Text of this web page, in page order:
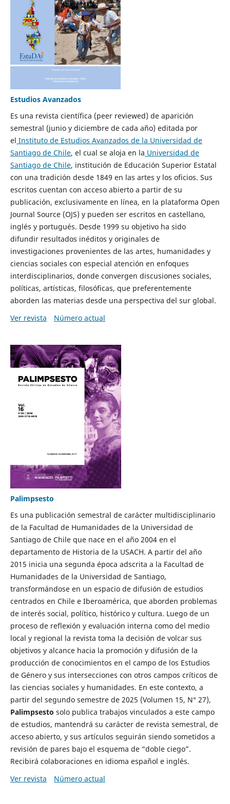
Estudios Avanzados
Es una revista científica (peer reviewed) de aparición
semestral (junio y diciembre de cada año) editada por
el Instituto de Estudios Avanzados de la Universidad de
Santiago de Chile, el cual se aloja en la Universidad de
Santiago de Chile, institución de Educación Superior Estatal
con una tradición desde 1849 en las artes y los oficios. Sus
escritos cuentan con acceso abierto a partir de su
publicación, exclusivamente en línea, en la plataforma Open
Journal Source (OJS) y pueden ser escritos en castellano,
inglés y portugués. Desde 1999 su objetivo ha sido
difundir resultados inéditos y originales de
investigaciones provenientes de las artes, humanidades y
ciencias sociales con especial atención en enfoques
interdisciplinarios, donde convergen discusiones sociales,
políticas, artísticas, filosóficas, que preferentemente
aborden las materias desde una perspectiva del sur global.
Ver revista
Número actual
Palimpsesto
Es una publicación semestral de carácter multidisciplinario
de la Facultad de Humanidades de la Universidad de
Santiago de Chile que nace en el año 2004 en el
departamento de Historia de la USACH. A partir del año
2015 inicia una segunda época adscrita a la Facultad de
Humanidades de la Universidad de Santiago,
transformándose en un espacio de difusión de estudios
centrados en Chile e Iberoamérica, que aborden problemas
de interés social, político, histórico y cultura. Luego de un
proceso de reflexión y evaluación interna como del medio
local y regional la revista toma la decisión de volcar sus
objetivos y alcance hacia la promoción y difusión de la
producción de conocimientos en el campo de los Estudios
de Género y sus intersecciones con otros campos críticos de
las ciencias sociales y humanidades. En este contexto, a
partir del segundo semestre de 2025 (Volumen 15, N° 27),
Palimpsesto solo publica trabajos vinculados a este campo
de estudios, mantendrá su carácter de revista semestral, de
acceso abierto, y sus artículos seguirán siendo sometidos a
revisión de pares bajo el esquema de “doble ciego”.
Recibirá colaboraciones en idioma español e inglés.
Ver revista
Número actual